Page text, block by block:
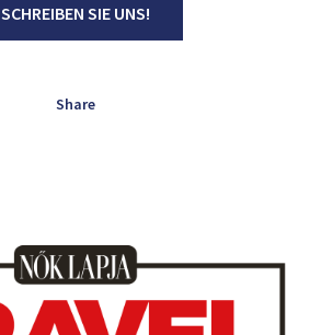
SCHREIBEN SIE UNS!
Share